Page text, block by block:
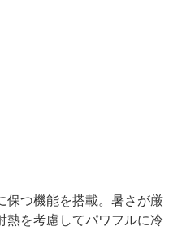
保つ機能を搭載。暑さが厳
熱を考慮してパワフルに冷